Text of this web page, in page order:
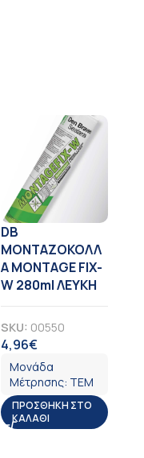
DB
ΜΟΝΤΑΖΟΚΟΛΛ
Α MONTAGE FIX-
W 280ml ΛΕΥΚΗ
SKU: 00550
4,96€
Μονάδα
Μέτρησης: ΤΕΜ
ΠΡΟΣΘΉΚΗ ΣΤΟ
ΚΑΛΆΘΙ